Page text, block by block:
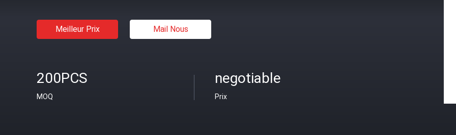
Meilleur Prix Mail Nous
200PCS
MOQ
negotiable
Prix